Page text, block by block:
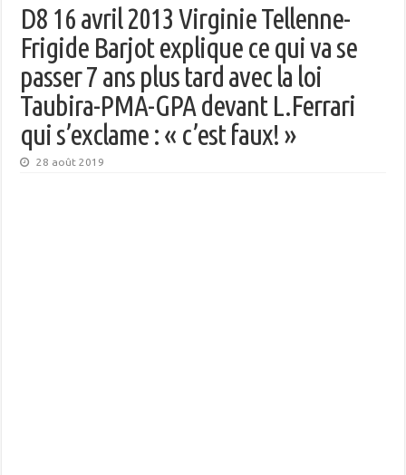
D8 16 avril 2013 Virginie Tellenne-
Frigide Barjot explique ce qui va se
passer 7 ans plus tard avec la loi
Taubira-PMA-GPA devant L.Ferrari
qui s’exclame : « c’est faux! »
28 août 2019